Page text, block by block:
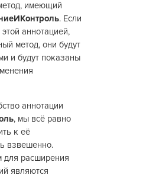
имеющий
. Если
аннотацией,
метод, они будут
и будут показаны
аннотации
, мы всё равно
к её
взвешенно.
для расширения
являются